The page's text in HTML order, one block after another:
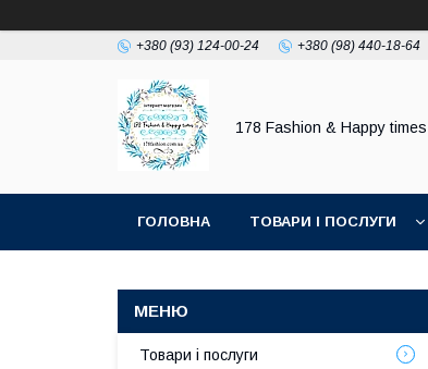
+380 (93) 124-00-24 +380 (98) 440-18-64
178 Fashion & Happy times
ГОЛОВНА ТОВАРИ І ПОСЛУГИ
Товари і послуги